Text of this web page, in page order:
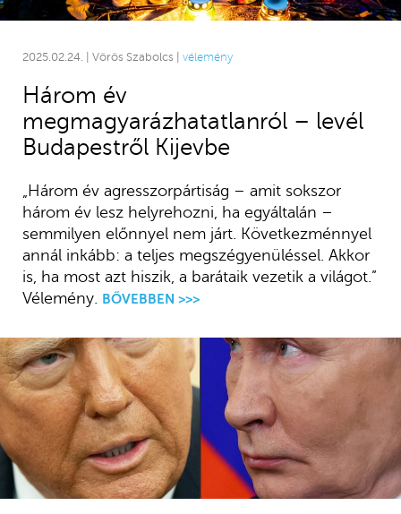
2025.02.24. | Vörös Szabolcs | vélemény
Három év
megmagyarázhatatlanról – levél
Budapestről Kijevbe
„Három év agresszorpártiság – amit sokszor
három év lesz helyrehozni, ha egyáltalán –
semmilyen előnnyel nem járt. Következménnyel
annál inkább: a teljes megszégyenüléssel. Akkor
is, ha most azt hiszik, a barátaik vezetik a világot.”
Vélemény.
BŐVEBBEN >>>